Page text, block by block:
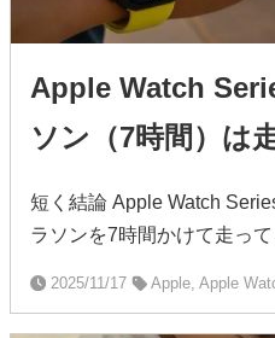
Apple Watch
ソン（7時間）は
短く結論 Apple Watch
ラソンを7時間かけて走って
2025/11/17 Apple, Apple